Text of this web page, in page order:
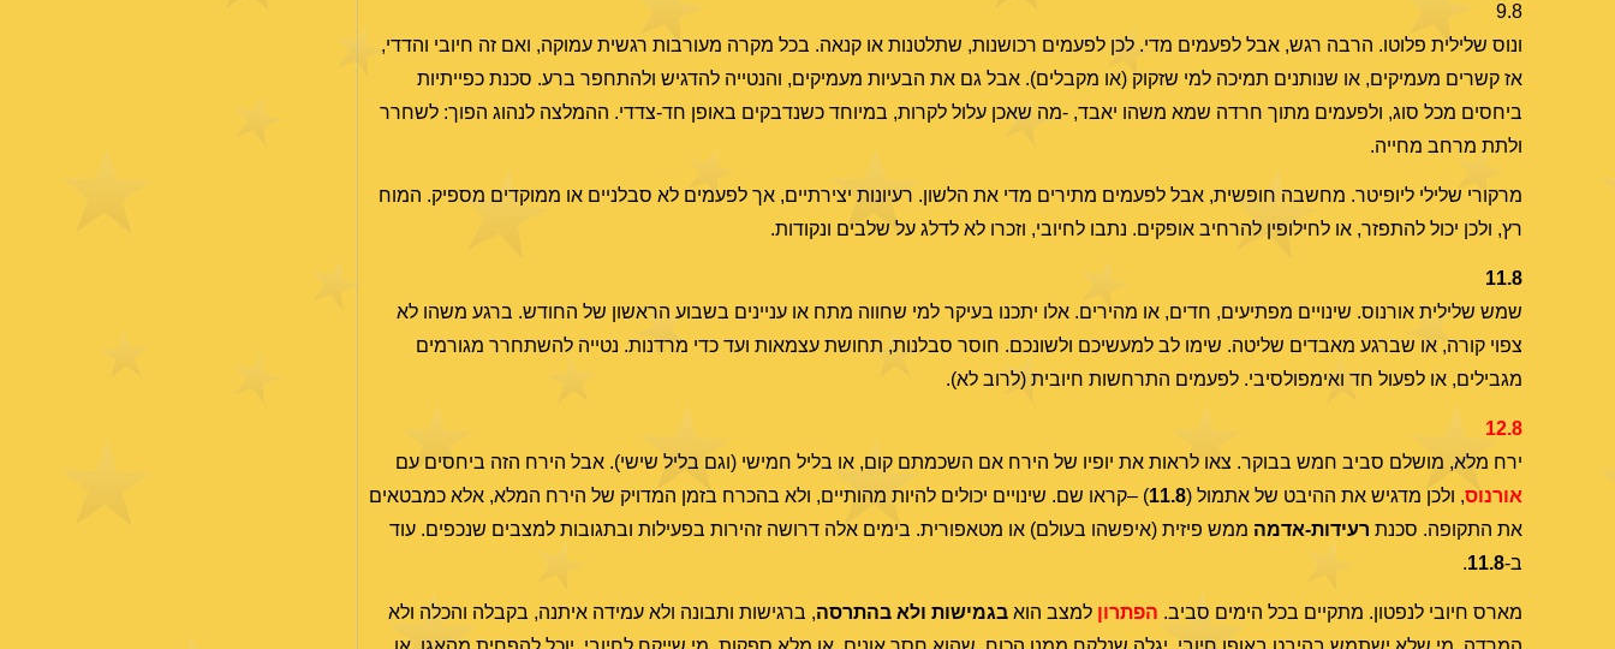
9.8
ונוס שלילית פלוטו. הרבה רגש, אבל לפעמים מדי. לכן לפעמים רכושנות, שתלטנות או קנאה. בכל מקרה מעורבות רגשית עמוקה, ואם זה חיובי והדדי,
אז קשרים מעמיקים, או שנותנים תמיכה למי שזקוק (או מקבלים). אבל גם את הבעיות מעמיקים, והנטייה להדגיש ולהתחפר ברע. סכנת כפייתיות
ביחסים מכל סוג, ולפעמים מתוך חרדה שמא משהו יאבד, -מה שאכן עלול לקרות, במיוחד כשנדבקים באופן חד-צדדי. ההמלצה לנהוג הפוך: לשחרר
ולתת מרחב מחייה.
מרקורי שלילי ליופיטר. מחשבה חופשית, אבל לפעמים מתירים מדי את הלשון. רעיונות יצירתיים, אך לפעמים לא סבלניים או ממוקדים מספיק. המוח
רץ, ולכן יכול להתפזר, או לחילופין להרחיב אופקים. נתבו לחיובי, וזכרו לא לדלג על שלבים ונקודות.
11.8
שמש שלילית אורנוס. שינויים מפתיעים, חדים, או מהירים. אלו יתכנו בעיקר למי שחווה מתח או עניינים בשבוע הראשון של החודש. ברגע משהו לא
צפוי קורה, או שברגע מאבדים שליטה. שימו לב למעשיכם ולשונכם. חוסר סבלנות, תחושת עצמאות ועד כדי מרדנות. נטייה להשתחרר מגורמים
מגבילים, או לפעול חד ואימפולסיבי. לפעמים התרחשות חיובית (לרוב לא).
12.8
ירח מלא, מושלם סביב חמש בבוקר. צאו לראות את יופיו של הירח אם השכמתם קום, או בליל חמישי (וגם בליל שישי). אבל הירח הזה ביחסים עם
אורנוס, ולכן מדגיש את ההיבט של אתמול (11.8) –קראו שם. שינויים יכולים להיות מהותיים, ולא בהכרח בזמן המדויק של הירח המלא, אלא כמבטאים
את התקופה. סכנת רעידות-אדמה ממש פיזית (איפשהו בעולם) או מטאפורית. בימים אלה דרושה זהירות בפעילות ובתגובות למצבים שנכפים. עוד
ב-11.8
.
מארס חיובי לנפטון. מתקיים בכל הימים סביב. הפתרון למצב הוא בגמישות ולא בהתרסה, ברגישות ותבונה ולא עמידה איתנה, בקבלה והכלה ולא